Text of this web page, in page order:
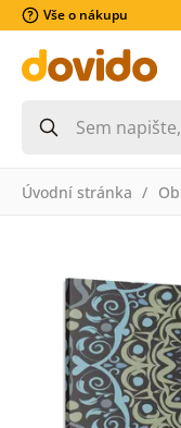
Vše o nákupu
Úvodní stránka